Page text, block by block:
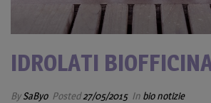
IDROLATI
BySaByo Posted27/05/2015 In bio notizie